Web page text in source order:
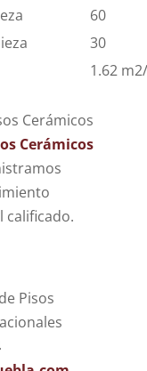
60
30
1.62
Cerámicos
Cerámicos
calificado.
Pisos